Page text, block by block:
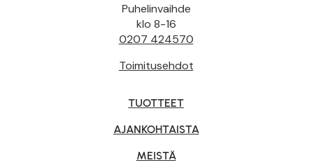
Puhelinvaihde
klo 8-16
0207 424570
Toimitusehdot
TUOTTEET
AJANKOHTAISTA
MEISTÄ